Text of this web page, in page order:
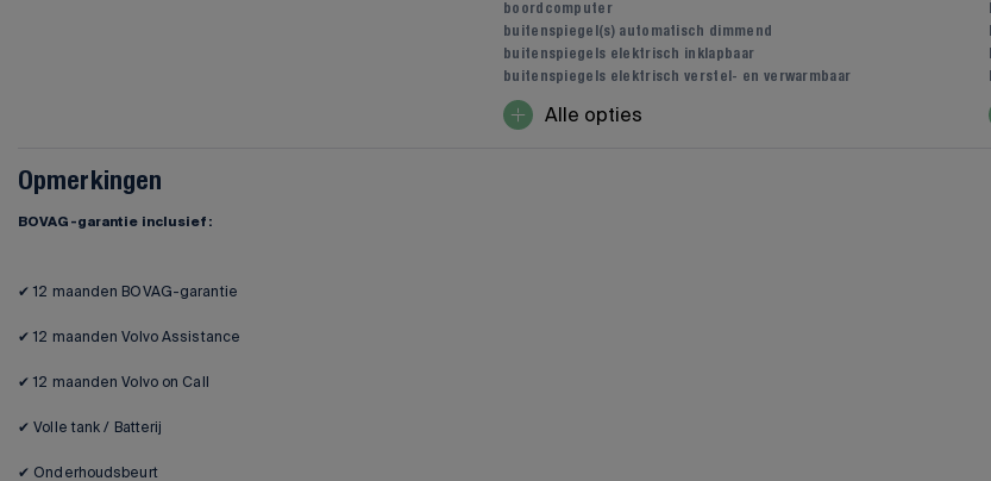
boordcomputer
buitenspiegel(s) automatisch dimmend
buitenspiegels elektrisch inklapbaar
buitenspiegels elektrisch verstel- en verwarmbaar
Alle opties
Opmerkingen
BOVAG-garantie inclusief:
✔ 12 maanden BOVAG-garantie
✔ 12 maanden Volvo Assistance
✔ 12 maanden Volvo on Call
✔ Volle tank / Batterij
✔ Onderhoudsbeurt